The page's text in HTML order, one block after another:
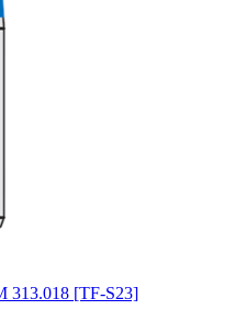
313.018 [TF-S23]